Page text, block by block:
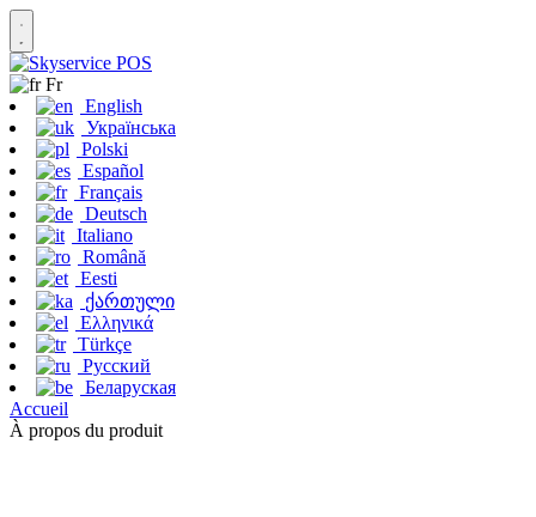
Fr
English
Українська
Polski
Español
Français
Deutsch
Italiano
Română
Eesti
ქართული
Ελληνικά
Türkçe
Русский
Беларуская
Accueil
À propos du produit